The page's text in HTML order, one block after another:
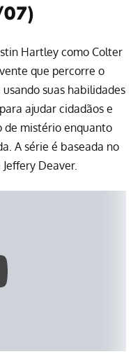
07)
Hartley como Colter
que percorre o
suas habilidades
ajudar cidadãos e
de mistério enquanto
A série é baseada no
Deaver.